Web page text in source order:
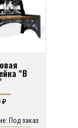
“В
₽
Под заказ